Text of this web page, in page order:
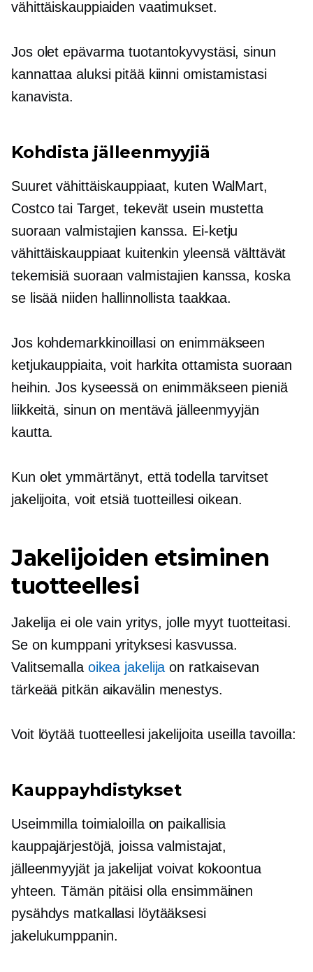
vähittäiskauppiaiden vaatimukset.
Jos olet epävarma tuotantokyvystäsi, sinun
kannattaa aluksi pitää kiinni omistamistasi
kanavista.
Kohdista jälleenmyyjiä
Suuret vähittäiskauppiaat, kuten WalMart,
Costco tai Target, tekevät usein mustetta
suoraan valmistajien kanssa. Ei-ketju
vähittäiskauppiaat kuitenkin yleensä välttävät
tekemisiä suoraan valmistajien kanssa, koska
se lisää niiden hallinnollista taakkaa.
Jos kohdemarkkinoillasi on enimmäkseen
ketjukauppiaita, voit harkita ottamista suoraan
heihin. Jos kyseessä on enimmäkseen pieniä
liikkeitä, sinun on mentävä jälleenmyyjän
kautta.
Kun olet ymmärtänyt, että todella tarvitset
jakelijoita, voit etsiä tuotteillesi oikean.
Jakelijoiden etsiminen
tuotteellesi
Jakelija ei ole vain yritys, jolle myyt tuotteitasi.
Se on kumppani yrityksesi kasvussa.
Valitsemalla oikea jakelija on ratkaisevan
tärkeää pitkän aikavälin menestys.
Voit löytää tuotteellesi jakelijoita useilla tavoilla:
Kauppayhdistykset
Useimmilla toimialoilla on paikallisia
kauppajärjestöjä, joissa valmistajat,
jälleenmyyjät ja jakelijat voivat kokoontua
yhteen. Tämän pitäisi olla ensimmäinen
pysähdys matkallasi löytääksesi
jakelukumppanin.